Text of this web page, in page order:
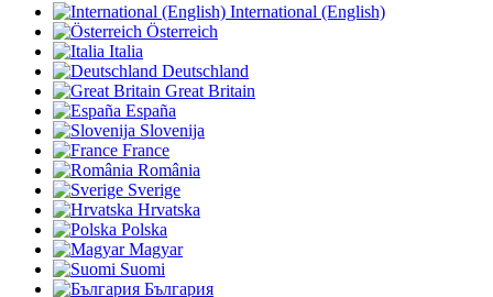
International (English)
Österreich
Italia
Deutschland
Great Britain
España
Slovenija
France
România
Sverige
Hrvatska
Polska
Magyar
Suomi
България